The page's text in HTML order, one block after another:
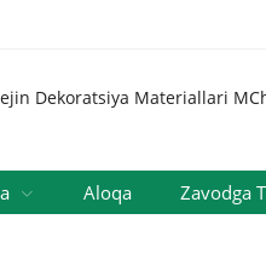
Aloqa Zavodga